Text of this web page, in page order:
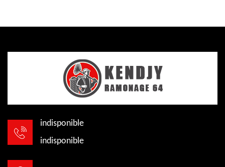
indisponible
indisponible